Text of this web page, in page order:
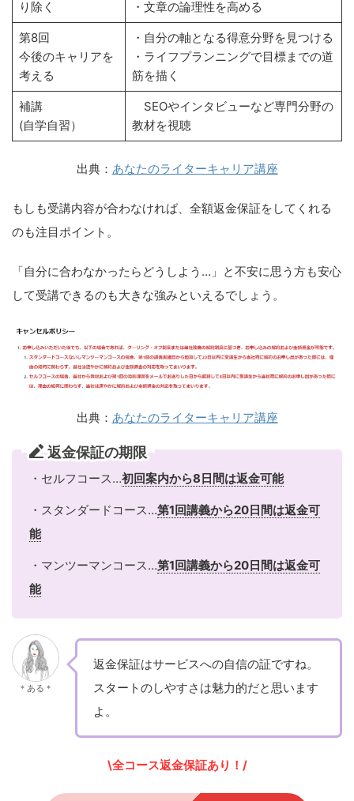
り除く ・文章の論理性を高める
第8回
今後のキャリアを
考える
・自分の軸となる得意分野を見つける
・ライフプランニングで目標までの道
筋を描く
補講
(自学自習）
SEOやインタビューなど専門分野の
教材を視聴
出典： あなたのライターキャリア講座
もしも受講内容が合わなければ、全額返金保証をしてくれる
のも注目ポイント。
「自分に合わなかったらどうしよう…」と不安に思う方も安心
して受講できるのも大きな強みといえるでしょう。
出典： あなたのライターキャリア講座
返金保証の期限
・セルフコース…初回案内から8日間は返金可能
・スタンダードコース…第1回講義から20日間は返金可
能
・マンツーマンコース…第1回講義から20日間は返金可
能
＊ある＊
返金保証はサービスへの自信の証ですね。
スタートのしやすさは魅力的だと思います
よ。
\全コース返金保証あり！ /